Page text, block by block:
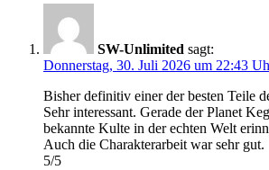
SW-Unlimited sagt:
Donnerstag, 30. Juli 2026 um 22:43
Bisher definitiv einer der besten Teile
Sehr interessant. Gerade der Planet
bekannte Kulte in der echten Welt
Auch die Charakterarbeit war sehr gut.
5/5